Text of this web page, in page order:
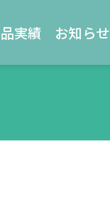
実績 お知らせ